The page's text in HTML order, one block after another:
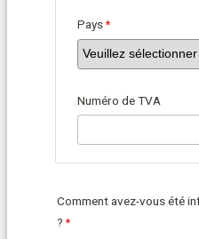
Pays
Numéro de TVA
Comment avez-vous été
?